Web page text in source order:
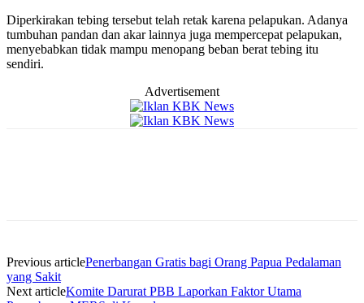
Diperkirakan tebing tersebut telah retak karena pelapukan. Adanya
tumbuhan pandan dan akar lainnya juga mempercepat pelapukan,
menyebabkan tidak mampu menopang beban berat tebing itu
sendiri.
Advertisement
Previous articlePenerbangan Gratis bagi Orang Papua Pedalaman
yang Sakit
Next articleKomite Darurat PBB Laporkan Faktor Utama